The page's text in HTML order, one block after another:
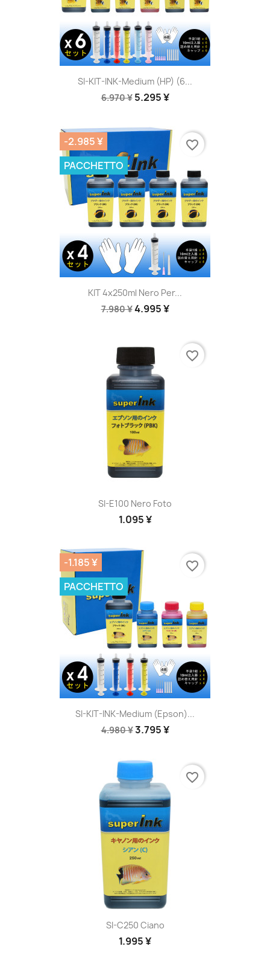
SI-KIT-INK-Medium (HP) (6...
6.970 ¥ 5.295 ¥
KIT 4x250ml Nero Per...
7.980 ¥4.995 ¥
-2.985 ¥
PACCHETTO
favorite_border
SI-E100 Nero Foto
1.095 ¥
favorite_border
SI-KIT-INK-Medium (Epson)...
4.980 ¥3.795 ¥
-1.185 ¥
PACCHETTO
favorite_border
SI-C250 Ciano
1.995 ¥
favorite_border